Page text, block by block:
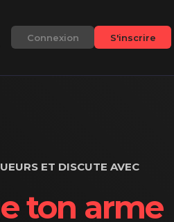
Connexion S'inscrire
ET DISCUTE AVEC
ton arme